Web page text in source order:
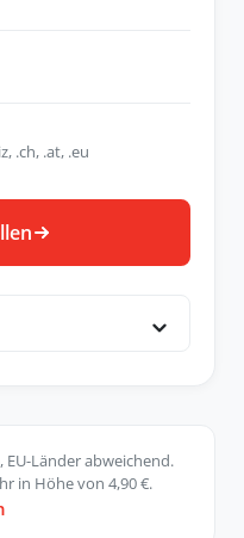
.ch, .at, .eu
EU-Länder abweichend.
in Höhe von 4,90 €.